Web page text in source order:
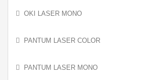
OKI LASER MONO
PANTUM LASER COLOR
PANTUM LASER MONO